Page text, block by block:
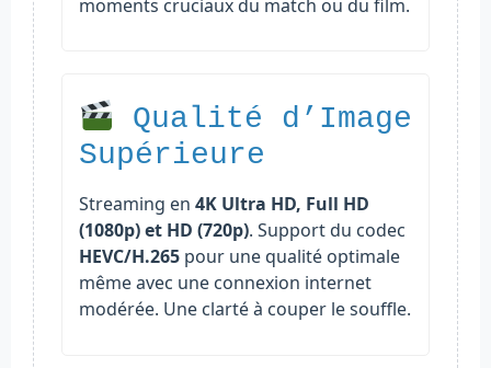
moments cruciaux du match ou du film.
Qualité d’Image
Supérieure
Streaming en 4K Ultra HD, Full HD
(1080p) et HD (720p). Support du codec
HEVC/H.265 pour une qualité optimale
même avec une connexion internet
modérée. Une clarté à couper le souffle.